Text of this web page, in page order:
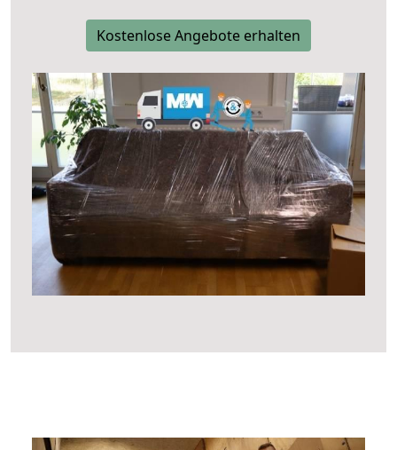
Kostenlose Angebote erhalten